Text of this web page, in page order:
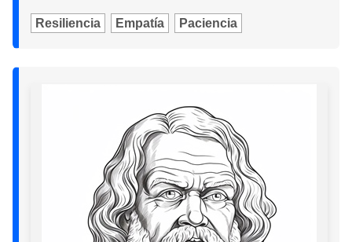
Resiliencia Empatía Paciencia